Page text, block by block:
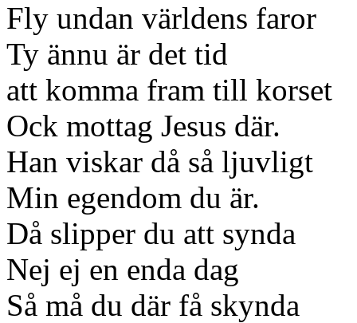
Fly undan världens faror
Ty ännu är det tid
att komma fram till korset
Ock mottag Jesus där.
Han viskar då så ljuvligt
Min egendom du är.
Då slipper du att synda
Nej ej en enda dag
Så må du där få skynda